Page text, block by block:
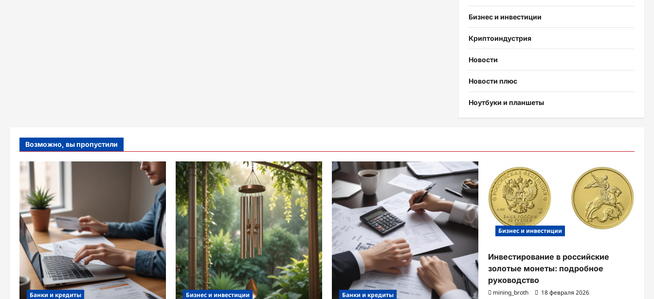
Бизнес и инвестиции
Криптоиндустрия
Новости
Новости плюс
Ноутбуки и планшеты
Возможно, вы пропустили
Банки и кредиты Бизнес и инвестиции Банки и кредиты
Бизнес и инвестиции
Инвестирование в российские
золотые монеты: подробное
руководство
mining_broth 18 февраля 2026